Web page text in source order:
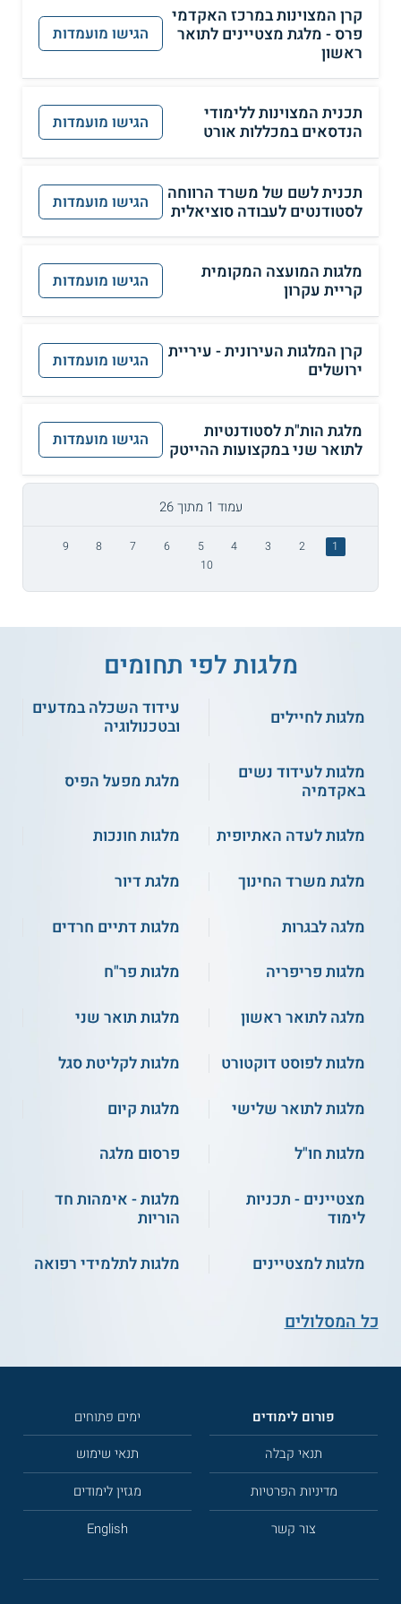
קרן המצוינות במרכז האקדמי
פרס - מלגת מצטיינים לתואר
ראשון
הגישו מועמדות
תכנית המצוינות ללימודי
הנדסאים במכללות אורט
הגישו מועמדות
תכנית לשם של משרד הרווחה
לסטודנטים לעבודה סוציאלית
הגישו מועמדות
מלגות המועצה המקומית
קריית עקרון
הגישו מועמדות
קרן המלגות העירונית - עיריית
ירושלים
הגישו מועמדות
מלגת הות"ת לסטודנטיות
לתואר שני במקצועות ההייטק
הגישו מועמדות
עמוד 1 מתוך 26
1
2
3
4
5
6
7
8
9
10
מלגות לפי תחומים
מלגות לחיילים
עידוד השכלה במדעים
ובטכנולוגיה
מלגות לעידוד נשים
באקדמיה
מלגת מפעל הפיס
מלגות לעדה האתיופית
מלגות חונכות
מלגת משרד החינוך
מלגת דיור
מלגה לבגרות
מלגות דתיים חרדים
מלגות פריפריה
מלגות פר"ח
מלגה לתואר ראשון
מלגות תואר שני
מלגות לפוסט דוקטורט
מלגות לקליטת סגל
מלגות לתואר שלישי
מלגות קיום
מלגות חו"ל
פרסום מלגה
מצטיינים - תכניות
לימוד
מלגות - אימהות חד
הוריות
מלגות למצטיינים
מלגות לתלמידי רפואה
כל המסלולים
פורום לימודים
ימים פתוחים
תנאי קבלה
תנאי שימוש
מדיניות הפרטיות
מגזין לימודים
צור קשר
English